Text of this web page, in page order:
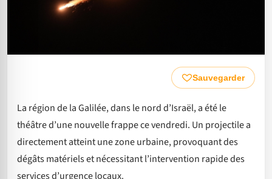
Sauvegarder
La région de la Galilée, dans le nord d’Israël, a été le
théâtre d’une nouvelle frappe ce vendredi. Un projectile a
directement atteint une zone urbaine, provoquant des
dégâts matériels et nécessitant l’intervention rapide des
services d’urgence locaux.